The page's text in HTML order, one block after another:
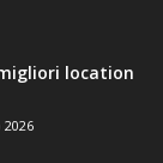
location
2026